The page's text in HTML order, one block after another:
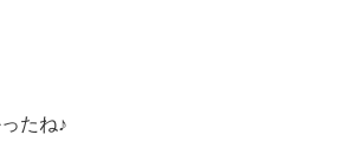
たね♪